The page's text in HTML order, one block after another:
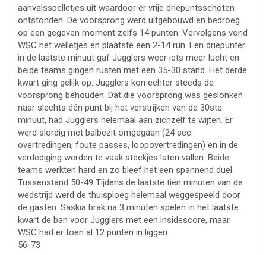
aanvalsspelletjes uit waardoor er vrije driepuntsschoten
ontstonden. De voorsprong werd uitgebouwd en bedroeg
op een gegeven moment zelfs 14 punten. Vervolgens vond
WSC het welletjes en plaatste een 2-14 run. Een driepunter
in de laatste minuut gaf Jugglers weer iets meer lucht en
beide teams gingen rusten met een 35-30 stand. Het derde
kwart ging gelijk op. Jugglers kon echter steeds de
voorsprong behouden. Dat die voorsprong was geslonken
naar slechts één punt bij het verstrijken van de 30ste
minuut, had Jugglers helemaal aan zichzelf te wijten. Er
werd slordig met balbezit omgegaan (24 sec.
overtredingen, foute passes, loopovertredingen) en in de
verdediging werden te vaak steekjes laten vallen. Beide
teams werkten hard en zo bleef het een spannend duel.
Tussenstand 50-49 Tijdens de laatste tien minuten van de
wedstrijd werd de thuisploeg helemaal weggespeeld door
de gasten. Saskia brak na 3 minuten spelen in het laatste
kwart de ban voor Jugglers met een insidescore, maar
WSC had er toen al 12 punten in liggen.
56-73